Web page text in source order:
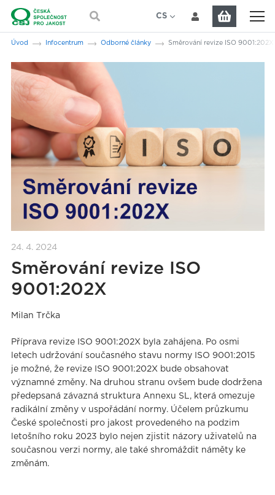
Přeskočit na hlavní obsah
CS
Jsi tady:
Úvod Infocentrum Odborné články Směrování revize ISO 9001:202X
24. 4. 2024
Směrování revize ISO
9001:202X
Milan Trčka
Příprava revize ISO 9001:202X byla zahájena. Po osmi
letech udržování současného stavu normy ISO 9001:2015
je možné, že revize ISO 9001:202X bude obsahovat
významné změny. Na druhou stranu ovšem bude dodržena
předepsaná závazná struktura Annexu SL, která omezuje
radikální změny v uspořádání normy. Účelem průzkumu
České společnosti pro jakost provedeného na podzim
letošního roku 2023 bylo nejen zjistit názory uživatelů na
současnou verzi normy, ale také shromáždit náměty ke
změnám.